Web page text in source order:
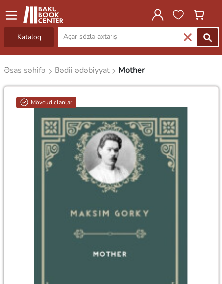
Kataloq
Əsas səhifə Bədii ədəbiyyat Mother
Mövcud olanlar